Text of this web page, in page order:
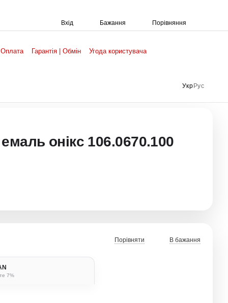
Вхід Бажання Порівняння
Гарантія | Обмін Угода користувача
Укр Рус
онікс 106.0670.100
7%
Порівняти В бажання